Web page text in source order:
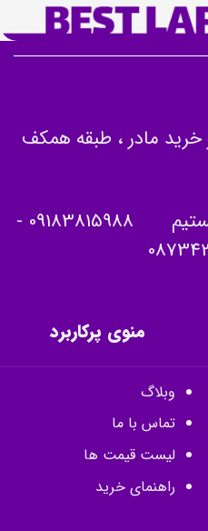
مادر ، طبقه همکف
هستیم 09183815988
-
منوی پرکاربرد
وبلاگ
تماس با ما
لیست قیمت ها
راهنمای خرید